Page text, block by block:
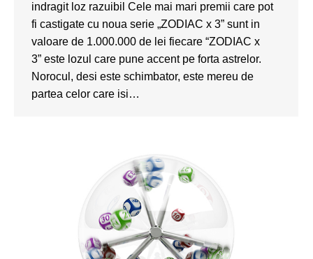
indragit loz razuibil Cele mai mari premii care pot
fi castigate cu noua serie „ZODIAC x 3” sunt in
valoare de 1.000.000 de lei fiecare “ZODIAC x
3” este lozul care pune accent pe forta astrelor.
Norocul, desi este schimbator, este mereu de
partea celor care isi…